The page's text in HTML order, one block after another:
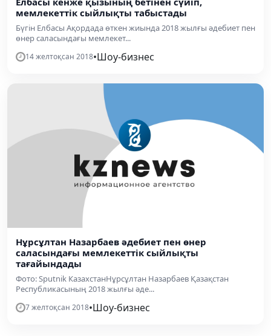
мемлекеттік сыйлықты табыстады
Бүгін Елбасы Ақордада өткен жиында 2018 жылғы әдебиет пен
өнер саласындағы мемлекет...
14 желтоқсан 2018•Шоу-бизнес
Нұрсұлтан Назарбаев әдебиет пен өнер
саласындағы мемлекеттік сыйлықты
тағайындады
Фото: Sputnik КазахстанНұрсұлтан Назарбаев Қазақстан
Республикасының 2018 жылғы әде...
7 желтоқсан 2018•Шоу-бизнес